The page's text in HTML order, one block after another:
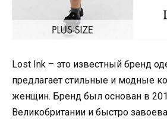
Lost Ink – это известный бренд
предлагает стильные и модные
женщин. Бренд был основан в
Великобритании и быстро